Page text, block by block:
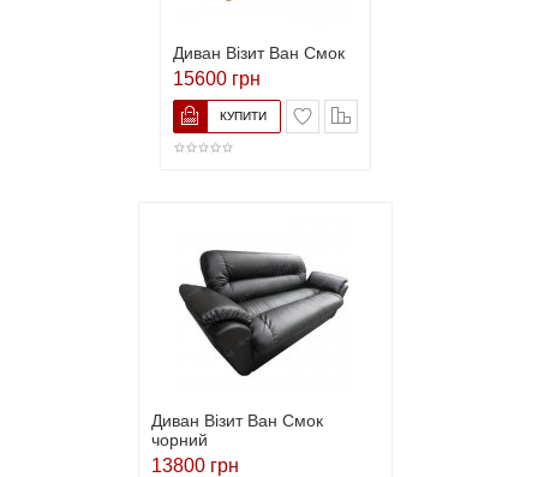
Диван Візит Ван Смок
15600 грн
Диван Візит Ван Смок
чорний
13800 грн